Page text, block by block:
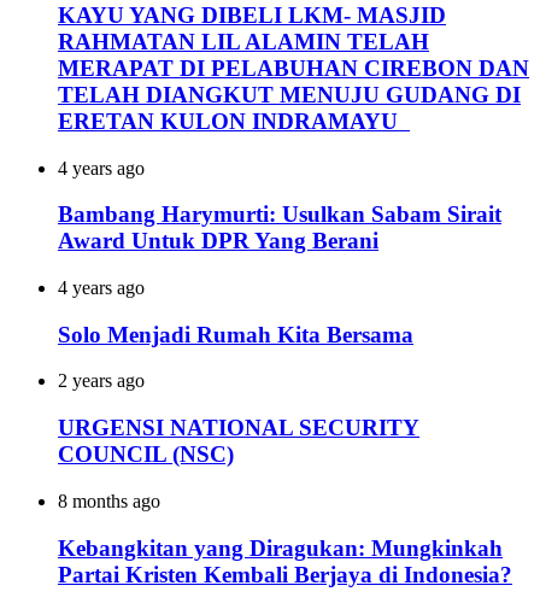
KAYU YANG DIBELI LKM- MASJID
RAHMATAN LIL ALAMIN TELAH
MERAPAT DI PELABUHAN CIREBON DAN
TELAH DIANGKUT MENUJU GUDANG DI
ERETAN KULON INDRAMAYU
4 years ago
Bambang Harymurti: Usulkan Sabam Sirait
Award Untuk DPR Yang Berani
4 years ago
Solo Menjadi Rumah Kita Bersama
2 years ago
URGENSI NATIONAL SECURITY
COUNCIL (NSC)
8 months ago
Kebangkitan yang Diragukan: Mungkinkah
Partai Kristen Kembali Berjaya di Indonesia?